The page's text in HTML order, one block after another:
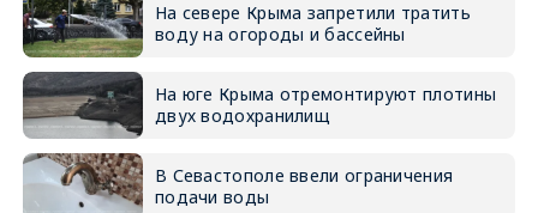
На севере Крыма запретили тратить
воду на огороды и бассейны
На юге Крыма отремонтируют плотины
двух водохранилищ
В Севастополе ввели ограничения
подачи воды